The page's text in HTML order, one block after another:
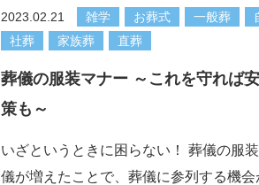
2023.02.21 雑学 お葬式 一般葬
社葬
家族葬 直葬
葬儀の服装マナー ～これを守れば
策も～
いざというときに困らない！ 葬儀の服
儀が増えたことで、葬儀に参列する機